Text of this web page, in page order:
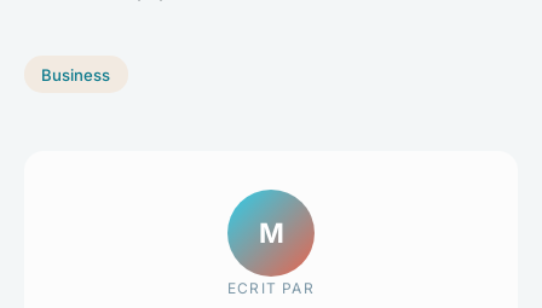
Business
M
ECRIT PAR